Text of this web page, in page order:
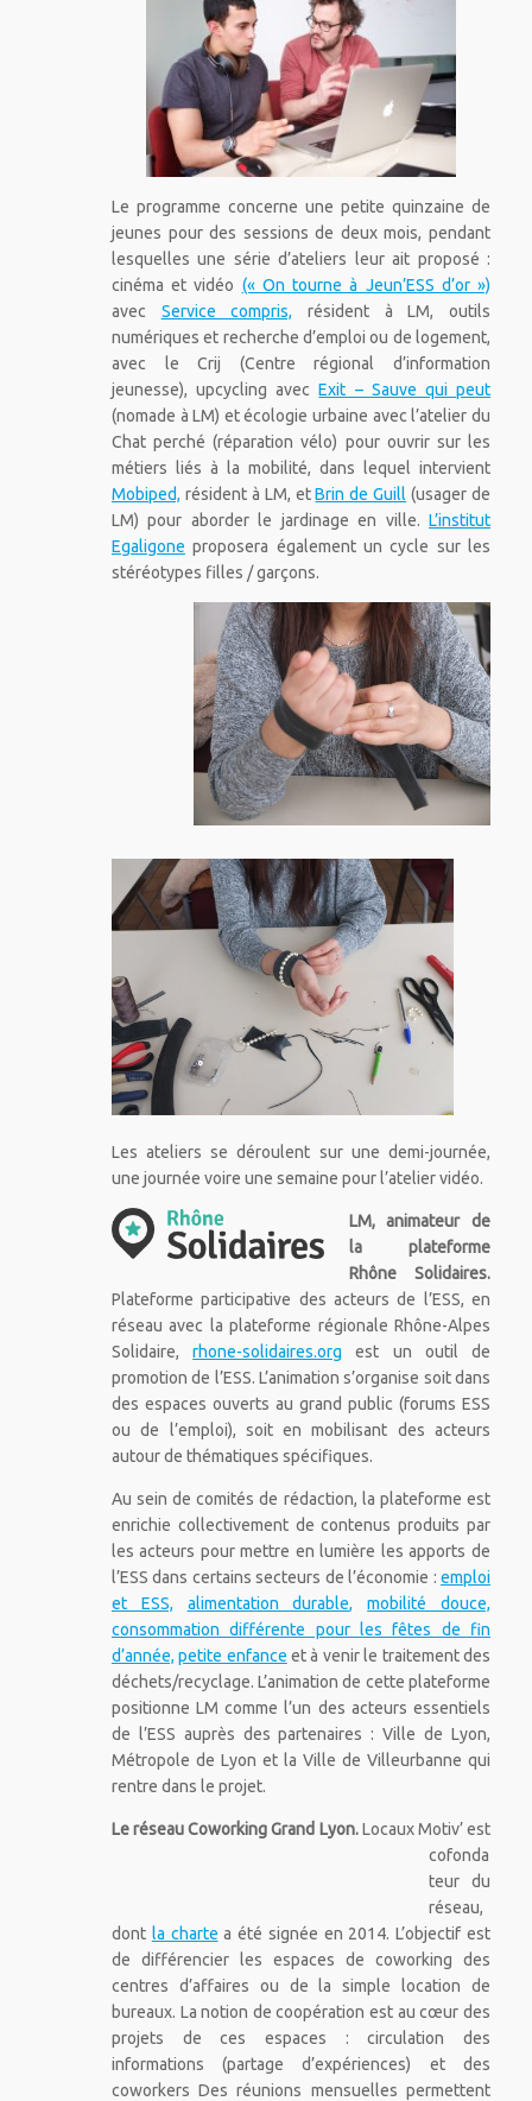
Le programme concerne une petite quinzaine de
jeunes pour des sessions de deux mois, pendant
lesquelles une série d’ateliers leur ait proposé :
cinéma et vidéo (« On tourne à Jeun’ESS d’or »)
avec Service compris, résident à LM, outils
numériques et recherche d’emploi ou de logement,
avec le Crij (Centre régional d’information
jeunesse), upcycling avecExit – Sauve qui peut
(nomade à LM) et écologie urbaine avec l’atelier du
Chat perché (réparation vélo) pour ouvrir sur les
métiers liés à la mobilité, dans lequel intervient
Mobiped, résident à LM, etBrin de Guill (usager de
LM) pour aborder le jardinage en ville. L’institut
Egaligone proposera également un cycle sur les
stéréotypes filles / garçons.
Les ateliers se déroulent sur une demi-journée,
une journée voire une semaine pour l’atelier vidéo.
LM, animateur de
la plateforme
Rhône Solidaires.
Plateforme participative des acteurs de l’ESS, en
réseau avec la plateforme régionale Rhône-Alpes
Solidaire,rhone-solidaires.org est un outil de
promotion de l’ESS. L’animation s’organise soit dans
des espaces ouverts au grand public (forums ESS
ou de l’emploi), soit en mobilisant des acteurs
autour de thématiques spécifiques.
Au sein de comités de rédaction, la plateforme est
enrichie collectivement de contenus produits par
les acteurs pour mettre en lumière les apports de
l’ESS dans certains secteurs de l’économie : emploi
et ESS,
alimentation durable,
mobilité douce,
consommation différente pour les fêtes de fin
d’année, petite enfance et à venir le traitement des
déchets/recyclage. L’animation de cette plateforme
positionne LM comme l’un des acteurs essentiels
de l’ESS auprès des partenaires : Ville de Lyon,
Métropole de Lyon et la Ville de Villeurbanne qui
rentre dans le projet.
Le réseau Coworking Grand Lyon.Locaux Motiv’ est
cofonda
teur du
réseau,
dont la charte a été signée en 2014. L’objectif est
de différencier les espaces de coworking des
centres d’affaires ou de la simple location de
bureaux. La notion de coopération est au cœur des
projets de ces espaces : circulation des
informations (partage d’expériences) et des
coworkers Des réunions mensuelles permettent